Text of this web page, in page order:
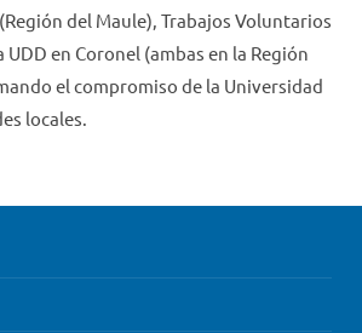
del Maule), Trabajos Voluntarios
UDD en Coronel (ambas en la Región
el compromiso de la Universidad
locales.